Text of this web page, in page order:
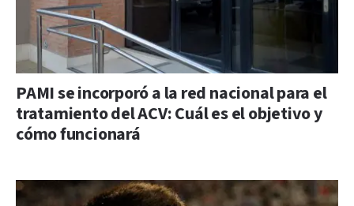
PAMI se incorporó a la red nacional para el
tratamiento del ACV: Cuál es el objetivo y
cómo funcionará